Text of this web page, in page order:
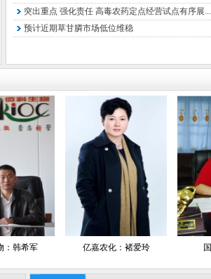
突出重点 强化责任 高毒农药定点经营试点有序展...
预计近期草甘膦市场低位维稳
亿嘉农化：褚爱玲 国发：胡晓珊